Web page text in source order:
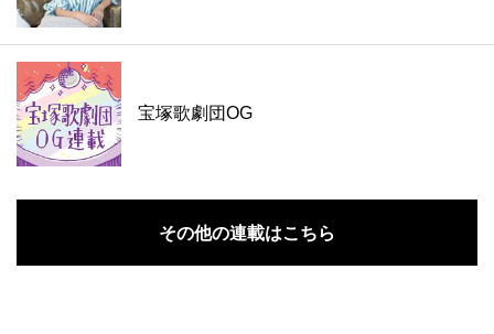
宝塚歌劇団OG
その他の連載はこちら